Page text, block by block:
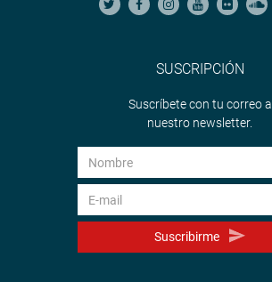
SUSCRIPCIÓN
Suscríbete con tu correo a
nuestro newsletter.
Suscribirme